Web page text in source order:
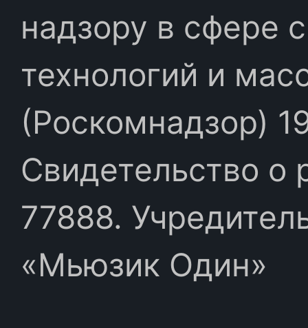
надзору в сфере
технологий и
(Роскомнадзор)
Свидетельство
77888.
«Мьюзик Один»